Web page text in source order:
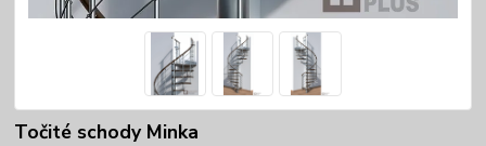
Točité schody Minka